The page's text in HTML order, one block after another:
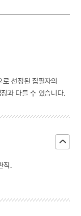
선정된 집필자의
과 다를 수 있습니다.
직.